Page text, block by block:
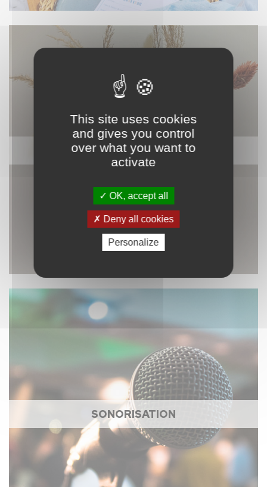
DÉCORATION
SONORISATION
This site uses cookies
and gives you control
over what you want to
activate
OK, accept all
Deny all cookies
Personalize